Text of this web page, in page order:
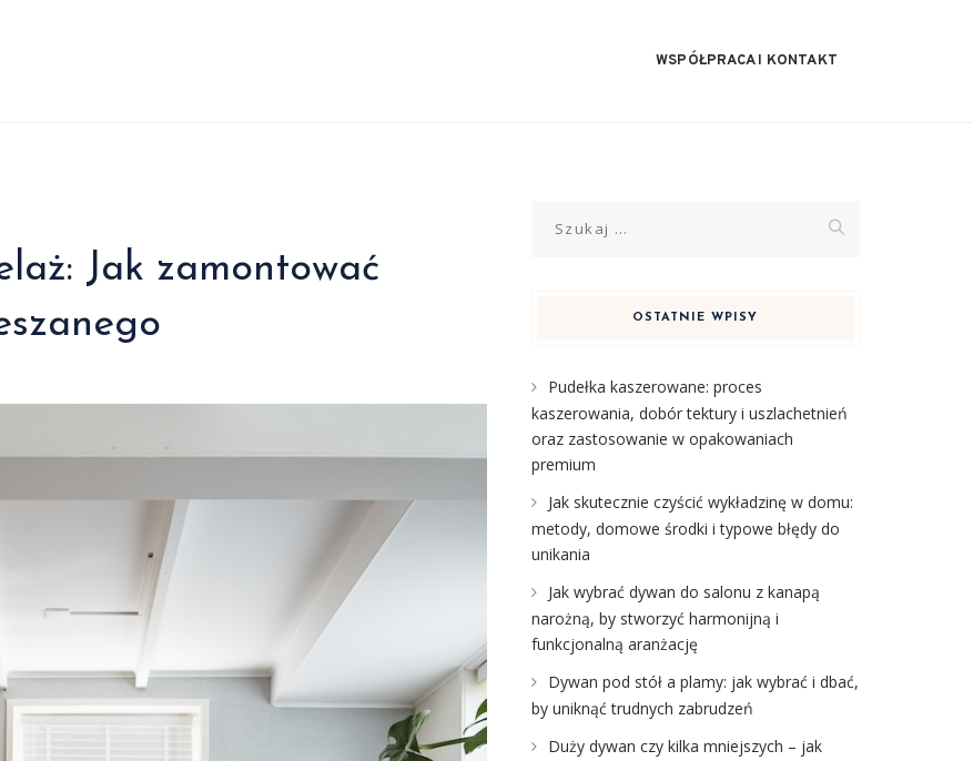
WSPÓŁPRACA I KONTAKT
Jak zamontować
OSTATNIE WPISY
Pudełka kaszerowane: proces
kaszerowania, dobór tektury i uszlachetnień
oraz zastosowanie w opakowaniach
premium
Jak skutecznie czyścić wykładzinę w domu:
metody, domowe środki i typowe błędy do
unikania
Jak wybrać dywan do salonu z kanapą
narożną, by stworzyć harmonijną i
funkcjonalną aranżację
Dywan pod stół a plamy: jak wybrać i dbać,
by uniknąć trudnych zabrudzeń
Duży dywan czy kilka mniejszych – jak